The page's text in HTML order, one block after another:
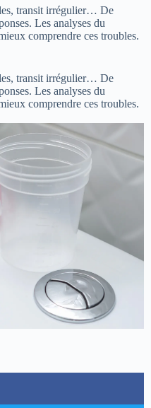
transit irrégulier… De
Les analyses du
comprendre ces troubles.
transit irrégulier… De
Les analyses du
comprendre ces troubles.